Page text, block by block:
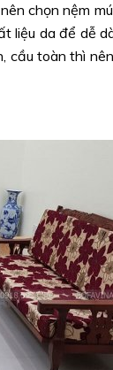
chọn nệm
liệu da để dễ
toàn thì